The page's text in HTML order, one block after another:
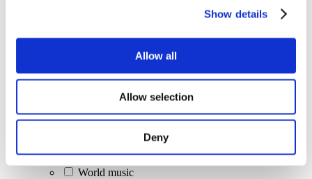
Show details
Allow all
Allow selection
Deny
Our special offer
Jazz
Alternative music
World music